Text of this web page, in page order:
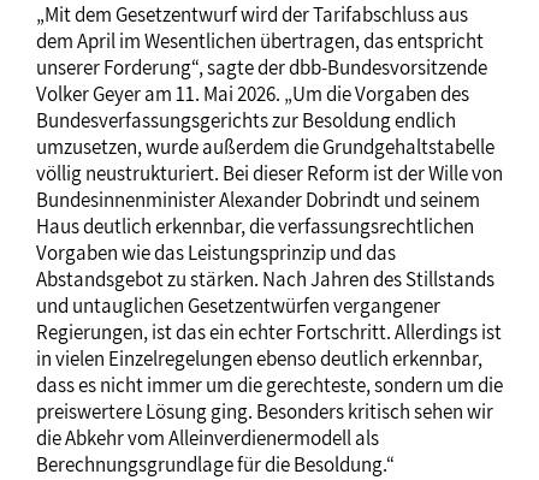
„Mit dem Gesetzentwurf wird der Tarifabschluss aus
dem April im Wesentlichen übertragen, das entspricht
unserer Forderung“, sagte der dbb-Bundesvorsitzende
Volker Geyer am 11. Mai 2026. „Um die Vorgaben des
Bundesverfassungsgerichts zur Besoldung endlich
umzusetzen, wurde außerdem die Grundgehaltstabelle
völlig neustrukturiert. Bei dieser Reform ist der Wille von
Bundesinnenminister Alexander Dobrindt und seinem
Haus deutlich erkennbar, die verfassungsrechtlichen
Vorgaben wie das Leistungsprinzip und das
Abstandsgebot zu stärken. Nach Jahren des Stillstands
und untauglichen Gesetzentwürfen vergangener
Regierungen, ist das ein echter Fortschritt. Allerdings ist
in vielen Einzelregelungen ebenso deutlich erkennbar,
dass es nicht immer um die gerechteste, sondern um die
preiswertere Lösung ging. Besonders kritisch sehen wir
die Abkehr vom Alleinverdienermodell als
Berechnungsgrundlage für die Besoldung.“